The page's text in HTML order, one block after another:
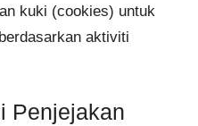
kuki (cookies) untuk
aktiviti
Penjejakan